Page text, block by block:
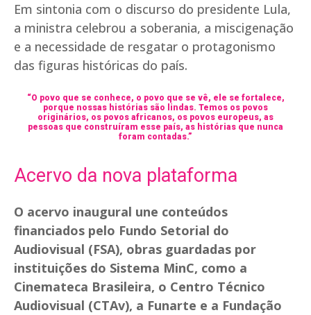
Em sintonia com o discurso do presidente Lula,
a ministra celebrou a soberania, a miscigenação
e a necessidade de resgatar o protagonismo
das figuras históricas do país.
“O povo que se conhece, o povo que se vê, ele se fortalece,
porque nossas histórias são lindas. Temos os povos
originários, os povos africanos, os povos europeus, as
pessoas que construíram esse país, as histórias que nunca
foram contadas.”
Acervo da nova plataforma
O acervo inaugural une conteúdos
financiados pelo Fundo Setorial do
Audiovisual (FSA), obras guardadas por
instituições do Sistema MinC, como a
Cinemateca Brasileira, o Centro Técnico
Audiovisual (CTAv), a Funarte e a Fundação